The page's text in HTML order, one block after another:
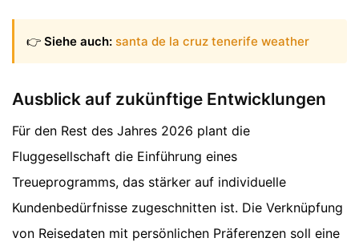
👉 Siehe auch: santa de la cruz tenerife weather
Ausblick auf zukünftige Entwicklungen
Für den Rest des Jahres 2026 plant die
Fluggesellschaft die Einführung eines
Treueprogramms, das stärker auf individuelle
Kundenbedürfnisse zugeschnitten ist. Die Verknüpfung
von Reisedaten mit persönlichen Präferenzen soll eine